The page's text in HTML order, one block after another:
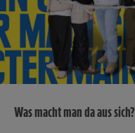
Was macht man da aus sich?